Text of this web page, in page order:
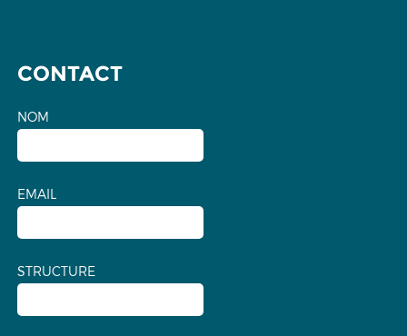
CONTACT
NOM
EMAIL
STRUCTURE